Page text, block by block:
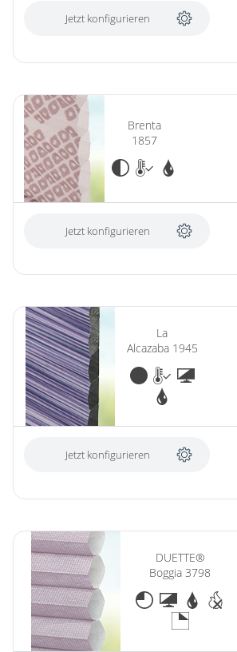
Jetzt konfigurieren
Brenta
1857
Jetzt konfigurieren
La
Alcazaba 1945
Jetzt konfigurieren
DUETTE®
Boggia 3798